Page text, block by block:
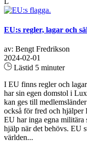
EU:s regler, lagar och
av: Bengt Fredrikson
2024-02-01
Lästid 5 minuter
I EU finns regler och
har sin egen domstol i
kan ges till
också för fred och hjälper
EU har inga egna militära
hjälp när det behövs. EU
världen...